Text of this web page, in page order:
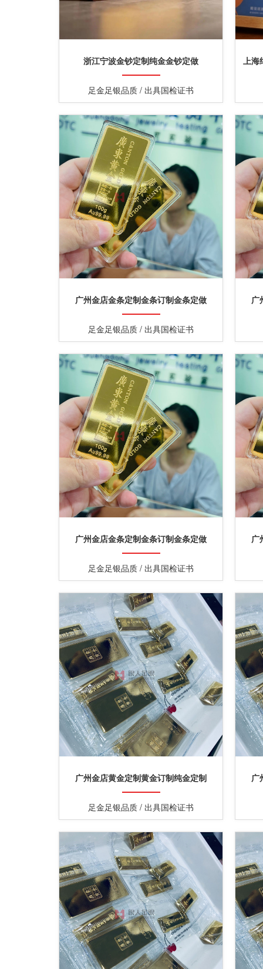
浙江宁波金钞定制纯金金钞定做
足金足银品质 / 出具国检证书
上
广州金店金条定制金条订制金条定做
足金足银品质 / 出具国检证书
广
广州金店金条定制金条订制金条定做
足金足银品质 / 出具国检证书
广
广州金店黄金定制黄金订制纯金定制
足金足银品质 / 出具国检证书
广